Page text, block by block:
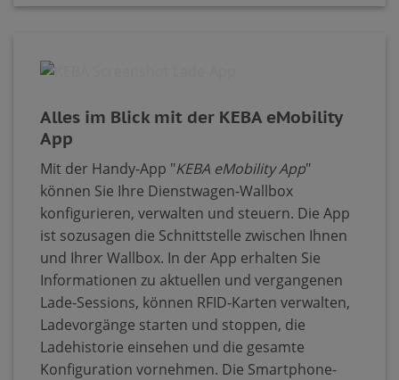
Alles im Blick mit der KEBA eMobility
App
Mit der Handy-App "KEBA eMobility App"
können Sie Ihre Dienstwagen-Wallbox
konfigurieren, verwalten und steuern. Die App
ist sozusagen die Schnittstelle zwischen Ihnen
und Ihrer Wallbox. In der App erhalten Sie
Informationen zu aktuellen und vergangenen
Lade-Sessions, können RFID-Karten verwalten,
Ladevorgänge starten und stoppen, die
Ladehistorie einsehen und die gesamte
Konfiguration vornehmen. Die Smartphone-